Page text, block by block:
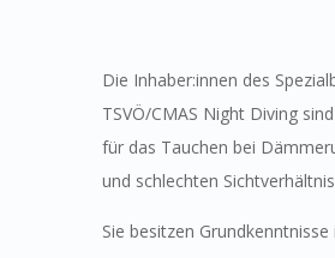
Die Inhaber:innen des
TSVÖ/CMAS Night Diving
für das Tauchen bei
und schlechten
Sie besitzen Grundkenntnisse